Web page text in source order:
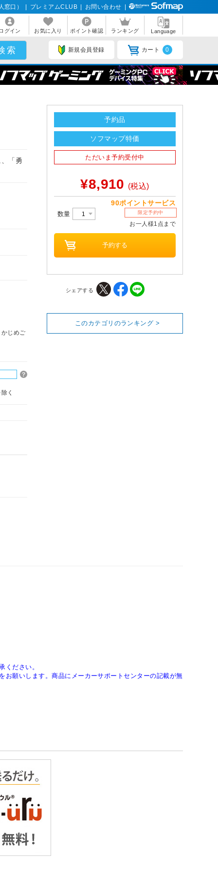
窓口） プレミアムCLUB お問い合わせ
グイン お気に入り ポイント確認 ランキング Language
新規会員登録 カート 0
「勇
じめご
く
予約品
ソフマップ特価
ただいま予約受付中
¥8,910 (税込)
90ポイントサービス
数量 限定予約中
お一人様1点まで
シェアする
このカテゴリのランキング >
ください。
願いします。商品にメーカーサポートセンターの記載が無